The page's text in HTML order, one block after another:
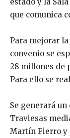
que comunica
Para mejorar
convenio se
28 millones de
Para ello se
Se generará
Traviesas
Martín Fierro y